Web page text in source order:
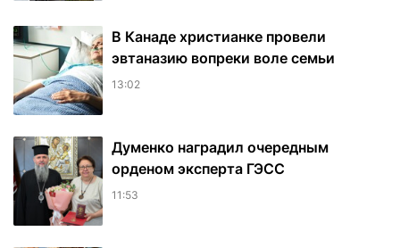
В Канаде христианке провели
эвтаназию вопреки воле семьи
13:02
Думенко наградил очередным
орденом эксперта ГЭСС
11:53